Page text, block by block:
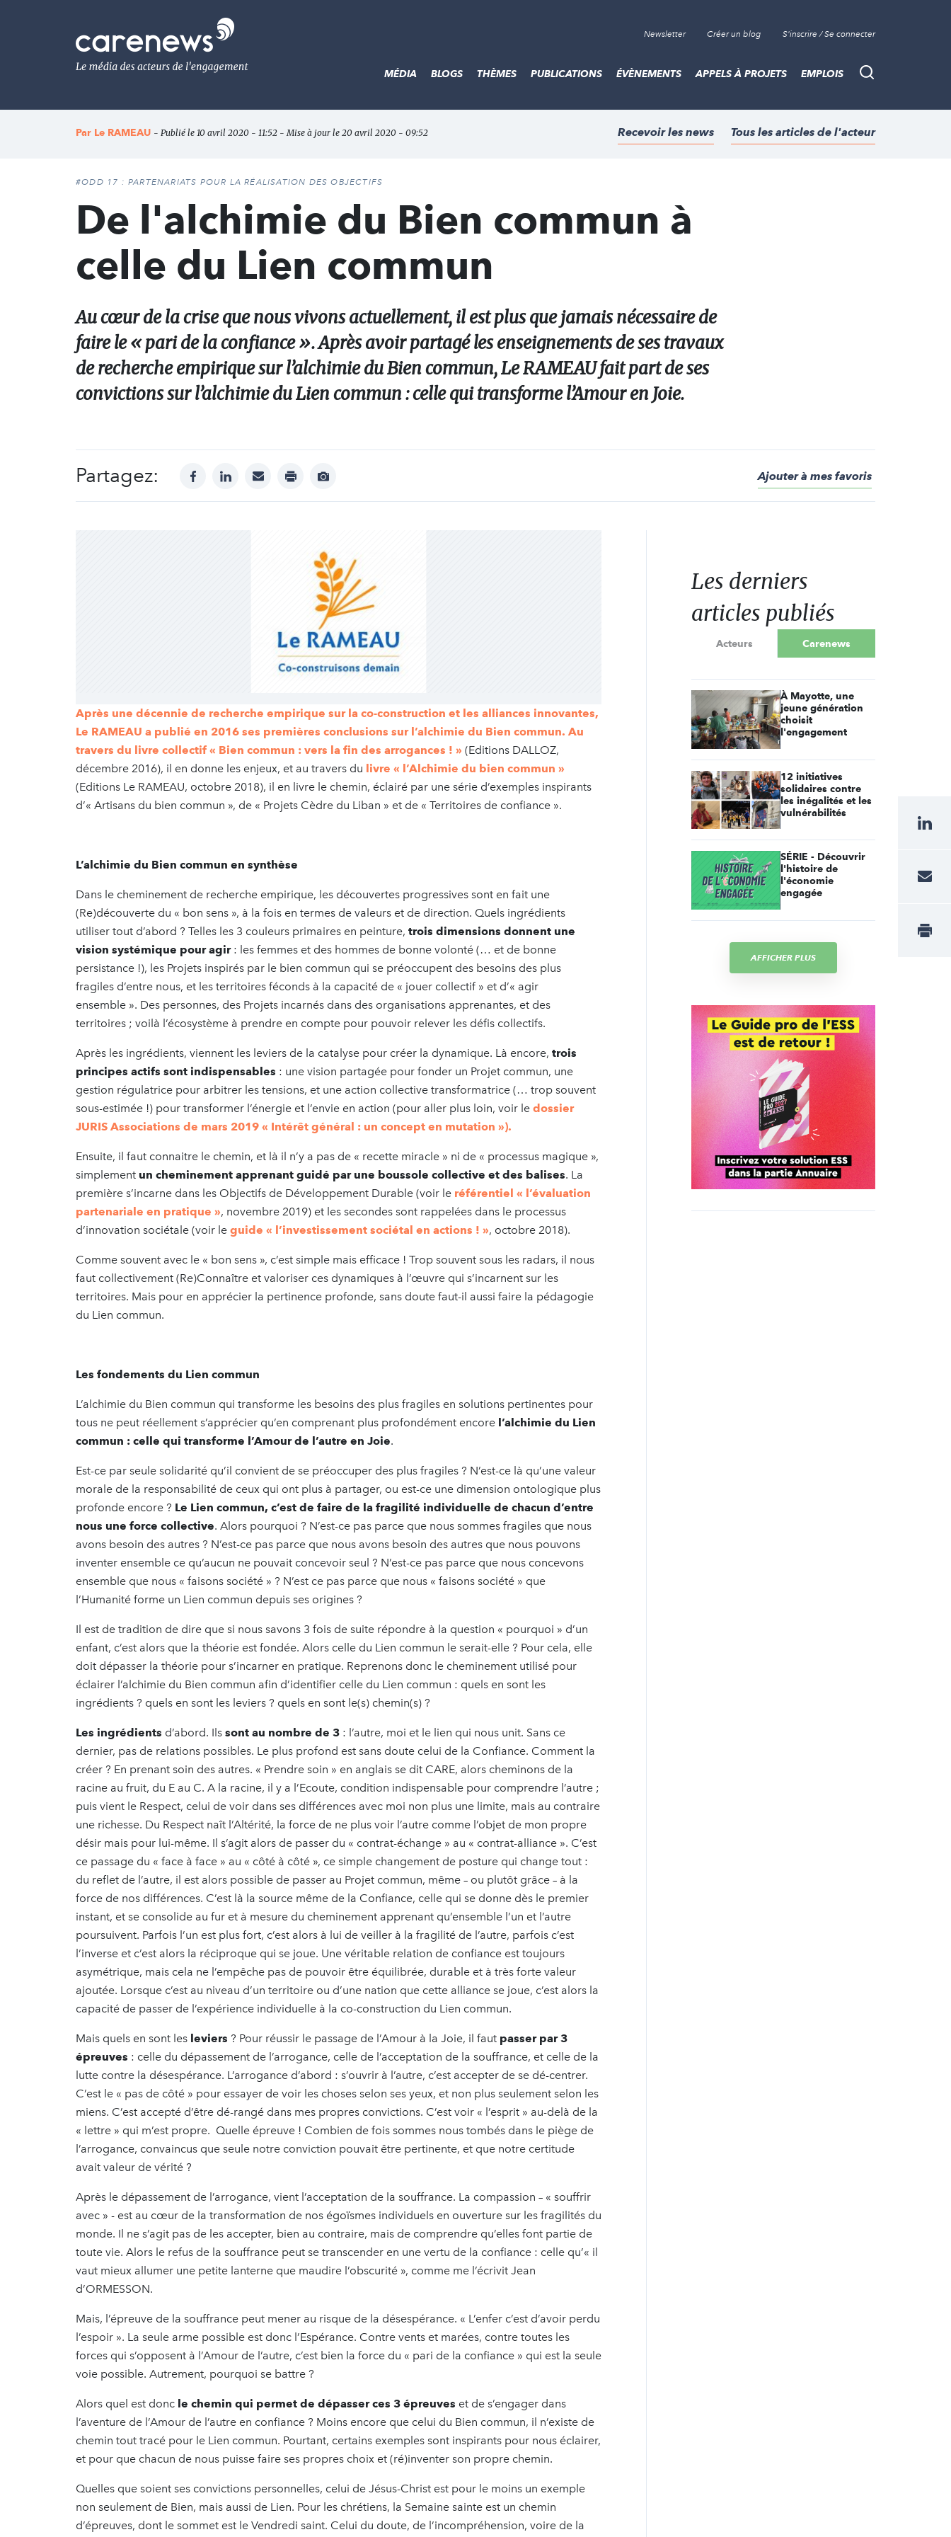
Le
média
de
l'engagement
Newsletter Créer un blog S'inscrire / Se connecter
Recherche
MÉDIA BLOGS THÈMES PUBLICATIONS ÉVÈNEMENTS APPELS À PROJETS EMPLOIS
Par Le RAMEAU - Publié le 10 avril 2020 - 11:52 - Mise à jour le 20 avril 2020 - 09:52 Recevoir les news Tous les articles de l'acteur
#ODD 17 : PARTENARIATS POUR LA RÉALISATION DES OBJECTIFS
De l'alchimie du Bien commun à
celle du Lien commun
Au cœur de la crise que nous vivons actuellement, il est plus que jamais nécessaire de
faire le « pari de la confiance ». Après avoir partagé les enseignements de ses travaux
de recherche empirique sur l’alchimie du Bien commun, Le RAMEAU fait part de ses
convictions sur l’alchimie du Lien commun : celle qui transforme l’Amour en Joie.
Partagez: facebooklinkedinmail print
Afficher
Ajouter à mes favoris
Après une décennie de recherche empirique sur la co-construction et les alliances innovantes,
Le RAMEAU a publié en 2016 ses premières conclusions sur l’alchimie du Bien commun. Au
travers du livre collectif « Bien commun : vers la fin des arrogances ! » (Editions DALLOZ,
décembre 2016), il en donne les enjeux, et au travers du livre « l’Alchimie du bien commun »
(Editions Le RAMEAU, octobre 2018), il en livre le chemin, éclairé par une série d’exemples inspirants
d’« Artisans du bien commun », de « Projets Cèdre du Liban » et de « Territoires de confiance ».
L’alchimie du Bien commun en synthèse
Dans le cheminement de recherche empirique, les découvertes progressives sont en fait une
(Re)découverte du « bon sens », à la fois en termes de valeurs et de direction. Quels ingrédients
utiliser tout d’abord ? Telles les 3 couleurs primaires en peinture, trois dimensions donnent une
vision systémique pour agir: les femmes et des hommes de bonne volonté (… et de bonne
persistance !), les Projets inspirés par le bien commun qui se préoccupent des besoins des plus
fragiles d’entre nous, et les territoires féconds à la capacité de « jouer collectif » et d’« agir
ensemble ». Des personnes, des Projets incarnés dans des organisations apprenantes, et des
territoires ; voilà l’écosystème à prendre en compte pour pouvoir relever les défis collectifs.
Après les ingrédients, viennent les leviers de la catalyse pour créer la dynamique. Là encore, trois
principes actifs sont indispensables : une vision partagée pour fonder un Projet commun, une
gestion régulatrice pour arbitrer les tensions, et une action collective transformatrice (… trop souvent
sous-estimée !) pour transformer l’énergie et l’envie en action (pour aller plus loin, voir le dossier
JURIS Associations de mars 2019 « Intérêt général : un concept en mutation »).
Ensuite, il faut connaitre le chemin, et là il n’y a pas de « recette miracle » ni de « processus magique »,
simplement un cheminement apprenant guidé par une boussole collective et des balises. La
première s’incarne dans les Objectifs de Développement Durable (voir le référentiel « l’évaluation
partenariale en pratique », novembre 2019) et les secondes sont rappelées dans le processus
d’innovation sociétale (voir le guide « l’investissement sociétal en actions ! », octobre 2018).
Comme souvent avec le « bon sens », c’est simple mais efficace ! Trop souvent sous les radars, il nous
faut collectivement (Re)Connaître et valoriser ces dynamiques à l’œuvre qui s’incarnent sur les
territoires. Mais pour en apprécier la pertinence profonde, sans doute faut-il aussi faire la pédagogie
du Lien commun.
Les fondements du Lien commun
L’alchimie du Bien commun qui transforme les besoins des plus fragiles en solutions pertinentes pour
tous ne peut réellement s’apprécier qu’en comprenant plus profondément encore l’alchimie du Lien
commun : celle qui transforme l’Amour de l’autre en Joie.
Est-ce par seule solidarité qu’il convient de se préoccuper des plus fragiles ? N’est-ce là qu’une valeur
morale de la responsabilité de ceux qui ont plus à partager, ou est-ce une dimension ontologique plus
profonde encore ? Le Lien commun, c’est de faire de la fragilité individuelle de chacun d’entre
nous une force collective. Alors pourquoi ? N’est-ce pas parce que nous sommes fragiles que nous
avons besoin des autres ? N’est-ce pas parce que nous avons besoin des autres que nous pouvons
inventer ensemble ce qu’aucun ne pouvait concevoir seul ? N’est-ce pas parce que nous concevons
ensemble que nous « faisons société » ? N’est ce pas parce que nous « faisons société » que
l’Humanité forme un Lien commun depuis ses origines ?
Il est de tradition de dire que si nous savons 3 fois de suite répondre à la question « pourquoi » d’un
enfant, c’est alors que la théorie est fondée. Alors celle du Lien commun le serait-elle ? Pour cela, elle
doit dépasser la théorie pour s’incarner en pratique. Reprenons donc le cheminement utilisé pour
éclairer l’alchimie du Bien commun afin d’identifier celle du Lien commun : quels en sont les
ingrédients ? quels en sont les leviers ? quels en sont le(s) chemin(s) ?
Les ingrédients d’abord. Ils sont au nombre de 3 : l’autre, moi et le lien qui nous unit. Sans ce
dernier, pas de relations possibles. Le plus profond est sans doute celui de la Confiance. Comment la
créer ? En prenant soin des autres. « Prendre soin » en anglais se dit CARE, alors cheminons de la
racine au fruit, du E au C. A la racine, il y a l’Ecoute, condition indispensable pour comprendre l’autre ;
puis vient le Respect, celui de voir dans ses différences avec moi non plus une limite, mais au contraire
une richesse. Du Respect naît l’Altérité, la force de ne plus voir l’autre comme l’objet de mon propre
désir mais pour lui-même. Il s’agit alors de passer du « contrat-échange » au « contrat-alliance ». C’est
ce passage du « face à face » au « côté à côté », ce simple changement de posture qui change tout :
du reflet de l’autre, il est alors possible de passer au Projet commun, même – ou plutôt grâce – à la
force de nos différences. C’est là la source même de la Confiance, celle qui se donne dès le premier
instant, et se consolide au fur et à mesure du cheminement apprenant qu’ensemble l’un et l’autre
poursuivent. Parfois l’un est plus fort, c’est alors à lui de veiller à la fragilité de l’autre, parfois c’est
l’inverse et c’est alors la réciproque qui se joue. Une véritable relation de confiance est toujours
asymétrique, mais cela ne l’empêche pas de pouvoir être équilibrée, durable et à très forte valeur
ajoutée. Lorsque c’est au niveau d’un territoire ou d’une nation que cette alliance se joue, c’est alors la
capacité de passer de l’expérience individuelle à la co-construction du Lien commun.
Mais quels en sont les leviers ? Pour réussir le passage de l’Amour à la Joie, il faut passer par 3
épreuves : celle du dépassement de l’arrogance, celle de l’acceptation de la souffrance, et celle de la
lutte contre la désespérance. L’arrogance d’abord : s’ouvrir à l’autre, c’est accepter de se dé-centrer.
C’est le « pas de côté » pour essayer de voir les choses selon ses yeux, et non plus seulement selon les
miens. C’est accepté d’être dé-rangé dans mes propres convictions. C’est voir « l’esprit » au-delà de la
« lettre » qui m’est propre. Quelle épreuve ! Combien de fois sommes nous tombés dans le piège de
l’arrogance, convaincus que seule notre conviction pouvait être pertinente, et que notre certitude
avait valeur de vérité ?
Après le dépassement de l’arrogance, vient l’acceptation de la souffrance. La compassion – « souffrir
avec » - est au cœur de la transformation de nos égoïsmes individuels en ouverture sur les fragilités du
monde. Il ne s’agit pas de les accepter, bien au contraire, mais de comprendre qu’elles font partie de
toute vie. Alors le refus de la souffrance peut se transcender en une vertu de la confiance : celle qu’« il
vaut mieux allumer une petite lanterne que maudire l’obscurité », comme me l’écrivit Jean
d’ORMESSON.
Mais, l’épreuve de la souffrance peut mener au risque de la désespérance. « L’enfer c’est d’avoir perdu
l’espoir ». La seule arme possible est donc l’Espérance. Contre vents et marées, contre toutes les
forces qui s’opposent à l’Amour de l’autre, c’est bien la force du « pari de la confiance » qui est la seule
voie possible. Autrement, pourquoi se battre ?
Alors quel est donc le chemin qui permet de dépasser ces 3 épreuves et de s’engager dans
l’aventure de l’Amour de l’autre en confiance ? Moins encore que celui du Bien commun, il n’existe de
chemin tout tracé pour le Lien commun. Pourtant, certains exemples sont inspirants pour nous éclairer,
et pour que chacun de nous puisse faire ses propres choix et (ré)inventer son propre chemin.
Quelles que soient ses convictions personnelles, celui de Jésus-Christ est pour le moins un exemple
non seulement de Bien, mais aussi de Lien. Pour les chrétiens, la Semaine sainte est un chemin
d’épreuves, dont le sommet est le Vendredi saint. Celui du doute, de l’incompréhension, voire de la
Les derniers
articles publiés
Acteurs Carenews
À Mayotte, une
jeune génération
choisit
l'engagement
12 initiatives
solidaires contre
les inégalités et les
vulnérabilités
SÉRIE - Découvrir
l'histoire de
l'économie
engagée
AFFICHER PLUS